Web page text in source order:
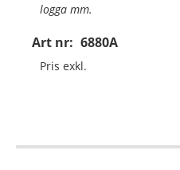
Art nr: 6880A
logga mm.
Material:Plan aluminium,
Mått:225x130mm (eller
Pris exkl.